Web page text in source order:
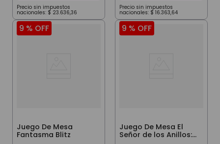
Precio sin impuestos
nacionales: $ 23.636,36
Precio sin impuestos
nacionales: $ 16.363,64
9 % OFF
Juego De Mesa
Fantasma Blitz
9 % OFF
Juego De Mesa El
Señor de los Anillos: